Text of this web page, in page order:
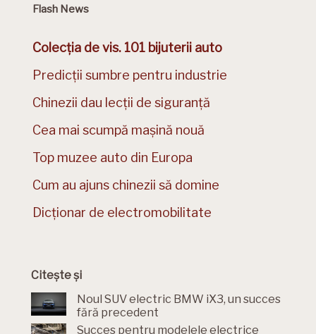
Flash News
Colecția de vis. 101 bijuterii auto
Predicții sumbre pentru industrie
Chinezii dau lecții de siguranță
Cea mai scumpă mașină nouă
Top muzee auto din Europa
Cum au ajuns chinezii să domine
Dicționar de electromobilitate
Citește și
Noul SUV electric BMW iX3, un succes
fără precedent
Succes pentru modelele electrice